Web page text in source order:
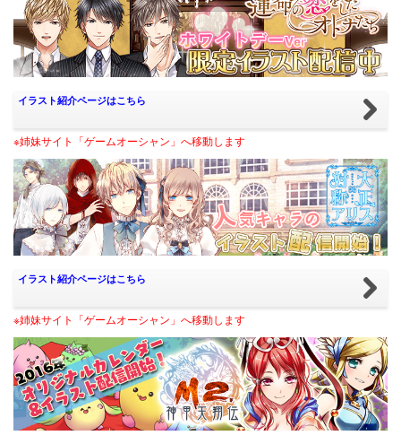
イラスト紹介ページはこちら
※姉妹サイト「ゲームオーシャン」へ移動します
イラスト紹介ページはこちら
※姉妹サイト「ゲームオーシャン」へ移動します